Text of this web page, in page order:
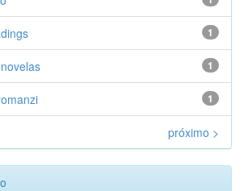
1
1
1
próximo >